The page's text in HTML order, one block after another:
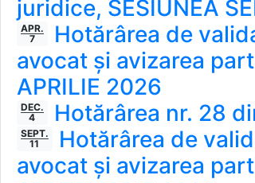
juridice, SESIUNEA
APR.
7
Hotărârea de
avocat și avizarea
APRILIE 2026
DEC.
4
Hotărârea nr. 28
SEPT.
11
Hotărârea de
avocat și avizarea